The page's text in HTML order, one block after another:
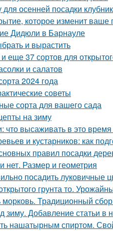
осенней посадки
которое изменит ваше
Дидюли в Барнауле
и вырастить
37 сортов для
и салатов
2024 года
советы
сорта для вашего сада
на зиму
высаживать в это время
и кустарников: как
правил посадки
нет. Размер и геометрия
посадить луковичные
грунта то.
морковь. Традиционный
зиму. Добавление статьи в
нашатырным спиртом.